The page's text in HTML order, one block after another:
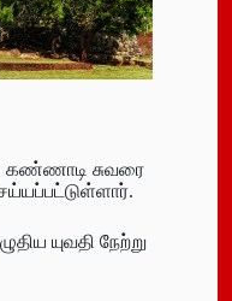
கண்ணாடி சுவரை
யுவதி நேற்று